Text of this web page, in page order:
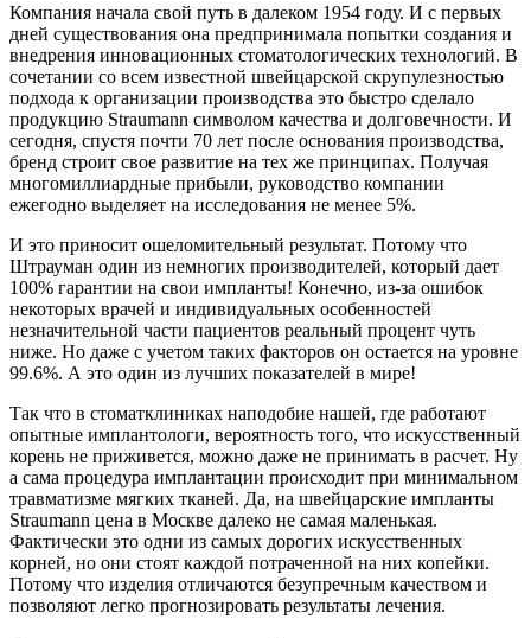
Компания начала свой путь в далеком 1954 году. И с первых
дней существования она предпринимала попытки создания и
внедрения инновационных стоматологических технологий. В
сочетании со всем известной швейцарской скрупулезностью
подхода к организации производства это быстро сделало
продукцию Straumann символом качества и долговечности. И
сегодня, спустя почти 70 лет после основания производства,
бренд строит свое развитие на тех же принципах. Получая
многомиллиардные прибыли, руководство компании
ежегодно выделяет на исследования не менее 5%.
И это приносит ошеломительный результат. Потому что
Штрауман один из немногих производителей, который дает
100% гарантии на свои импланты! Конечно, из-за ошибок
некоторых врачей и индивидуальных особенностей
незначительной части пациентов реальный процент чуть
ниже. Но даже с учетом таких факторов он остается на уровне
99.6%. А это один из лучших показателей в мире!
Так что в стоматклиниках наподобие нашей, где работают
опытные имплантологи, вероятность того, что искусственный
корень не приживется, можно даже не принимать в расчет. Ну
а сама процедура имплантации происходит при минимальном
травматизме мягких тканей. Да, на швейцарские импланты
Straumann цена в Москве далеко не самая маленькая.
Фактически это одни из самых дорогих искусственных
корней, но они стоят каждой потраченной на них копейки.
Потому что изделия отличаются безупречным качеством и
позволяют легко прогнозировать результаты лечения.